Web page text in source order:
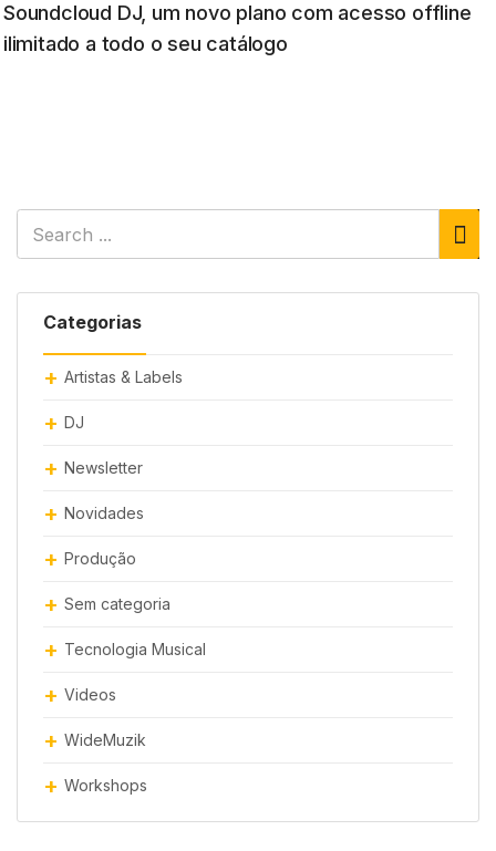
Categorias
Artistas & Labels
DJ
Newsletter
Novidades
Produção
Sem categoria
Tecnologia Musical
Videos
WideMuzik
Workshops
Soundcloud DJ, um novo plano com acesso offline
ilimitado a todo o seu catálogo